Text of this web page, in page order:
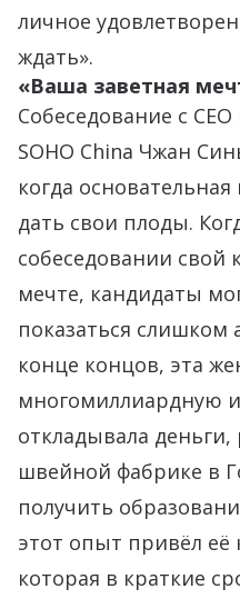
личное
ждать».
«Ваша заветная
Собеседование с
SOHO China Чжан
когда
дать свои плоды.
собеседовании
мечте, кандидаты
показаться
конце концов, эта
многомиллиардную
откладывала
швейной фабрике в
получить
этот опыт привёл
которая в краткие